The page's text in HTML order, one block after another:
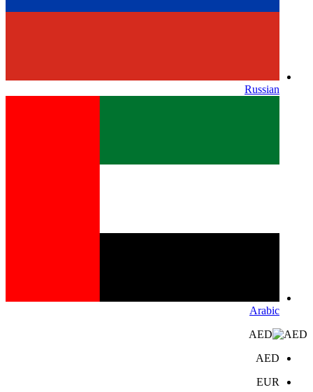
Russian
Arabic
AED
AED
EUR